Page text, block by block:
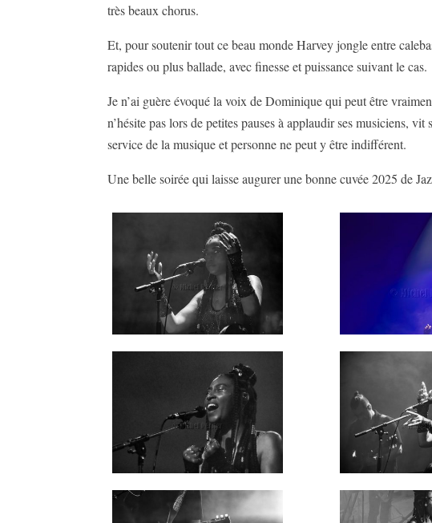
très beaux chorus.
Et, pour soutenir tout ce beau monde Harvey jongle entre
rapides ou plus ballade, avec finesse et puissance suivant le cas.
Je n’ai guère évoqué la voix de Dominique qui peut être
n’hésite pas lors de petites pauses à applaudir ses musiciens,
service de la musique et personne ne peut y être indifférent.
Une belle soirée qui laisse augurer une bonne cuvée 2025 de